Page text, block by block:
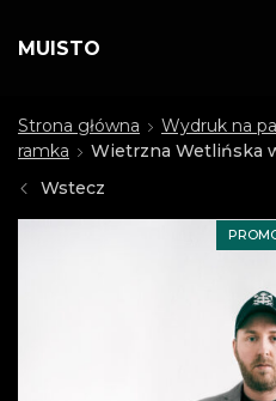
MUISTO
Strona główna
Wydruk na
ramka
Wietrzna Wetlińska
Wstecz